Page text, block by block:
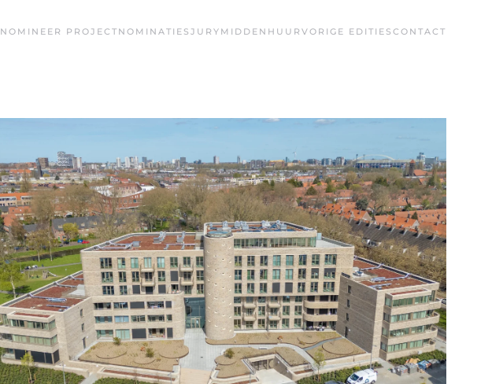
NOMINEER PROJECT NOMINATIES JURY MIDDENHUUR VORIGE EDITIES CONTACT